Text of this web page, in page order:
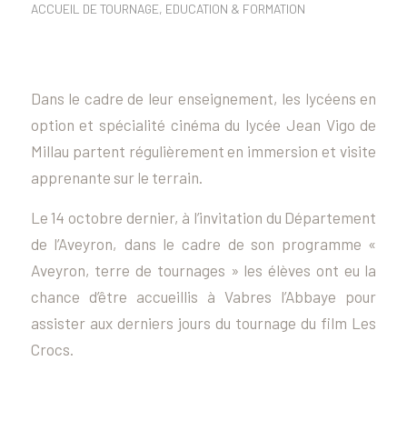
ACCUEIL DE TOURNAGE, EDUCATION & FORMATION
Dans le cadre de leur enseignement, les lycéens en
option et spécialité cinéma du lycée Jean Vigo de
Millau partent régulièrement en immersion et visite
apprenante sur le terrain.
Le 14 octobre dernier, à l’invitation du Département
de l’Aveyron, dans le cadre de son programme «
Aveyron, terre de tournages » les élèves ont eu la
chance d’être accueillis à Vabres l’Abbaye pour
assister aux derniers jours du tournage du film Les
Crocs